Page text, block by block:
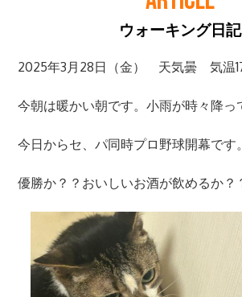
ウォーキング日記